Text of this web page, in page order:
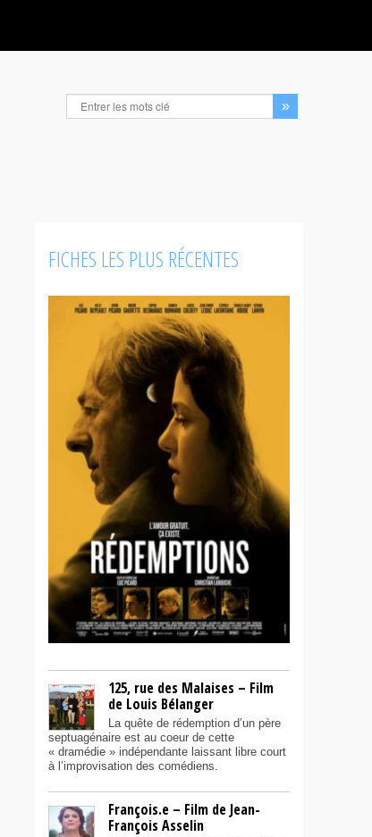
FICHES LES PLUS RÉCENTES
125, rue des Malaises – Film
de Louis Bélanger
La quête de rédemption d’un père
septuagénaire est au coeur de cette
« dramédie » indépendante laissant libre court
à l’improvisation des comédiens.
François.e – Film de Jean-
François Asselin